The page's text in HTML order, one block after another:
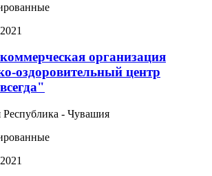
организация
оздоровительный центр
Республика - Чувашия